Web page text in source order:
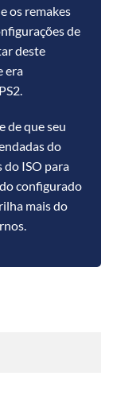
os remakes
de
deste
era
de que seu
do
do ISO para
configurado
mais do